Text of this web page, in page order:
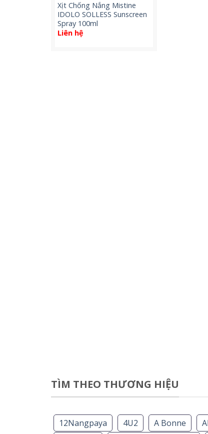
Xịt Chống Nắng Mistine
IDOLO SOLLESS Sunscreen
Spray 100ml
Liên hệ
TÌM THEO THƯƠNG HIỆU
12Nangpaya 4U2 A Bonne